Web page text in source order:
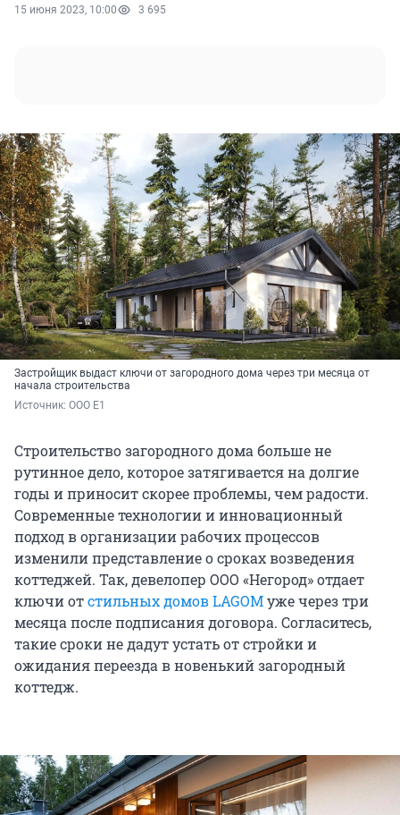
15 июня 2023, 10:00 3 695
Застройщик выдаст ключи от загородного дома через три месяца от
начала строительства
Источник: ООО Е1
Строительство загородного дома больше не
рутинное дело, которое затягивается на долгие
годы и приносит скорее проблемы, чем радости.
Современные технологии и инновационный
подход в организации рабочих процессов
изменили представление о сроках возведения
коттеджей. Так, девелопер ООО «Негород» отдает
ключи отстильных домов LAGOMуже через три
месяца после подписания договора. Согласитесь,
такие сроки не дадут устать от стройки и
ожидания переезда в новенький загородный
коттедж.